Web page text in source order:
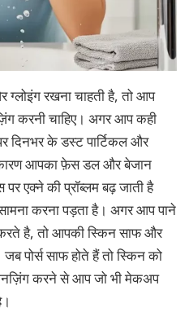
रखना चाहती है, तो आप
करनी चाहिए। अगर आप कही
दिनभर के डस्ट पार्टिकल और
आपका फ़ेस डल और बेजान
की प्रॉब्लम बढ़ जाती है
करना पड़ता है। अगर आप पाने
है, तो आपकी स्किन साफ और
पोर्स साफ होते हैं तो स्किन को
करने से आप जो भी मेकअप